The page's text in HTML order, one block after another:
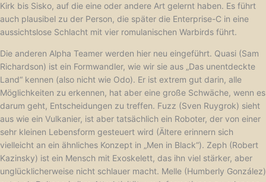
Kirk bis Sisko, auf die eine oder andere Art gelernt haben. Es führt
auch plausibel zu der Person, die später die Enterprise-C in eine
aussichtslose Schlacht mit vier romulanischen Warbirds führt.
Die anderen Alpha Teamer werden hier neu eingeführt. Quasi (Sam
Richardson) ist ein Formwandler, wie wir sie aus „Das unentdeckte
Land“ kennen (also nicht wie Odo). Er ist extrem gut darin, alle
Möglichkeiten zu erkennen, hat aber eine große Schwäche, wenn es
darum geht, Entscheidungen zu treffen. Fuzz (Sven Ruygrok) sieht
aus wie ein Vulkanier, ist aber tatsächlich ein Roboter, der von einer
sehr kleinen Lebensform gesteuert wird (Ältere erinnern sich
vielleicht an ein ähnliches Konzept in „Men in Black“). Zeph (Robert
Kazinsky) ist ein Mensch mit Exoskelett, das ihn viel stärker, aber
unglücklicherweise nicht schlauer macht. Melle (Humberly González)